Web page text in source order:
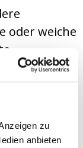
zu
anbieten
oder weiche
und eine